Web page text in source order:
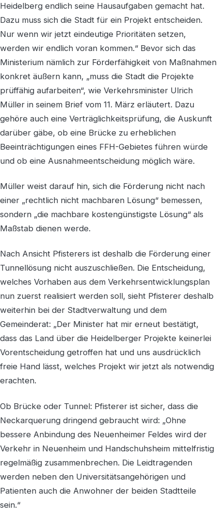
Heidelberg endlich seine Hausaufgaben gemacht hat.
Dazu muss sich die Stadt für ein Projekt entscheiden.
Nur wenn wir jetzt eindeutige Prioritäten setzen,
werden wir endlich voran kommen.“ Bevor sich das
Ministerium nämlich zur Förderfähigkeit von Maßnahmen
konkret äußern kann, „muss die Stadt die Projekte
prüffähig aufarbeiten“, wie Verkehrsminister Ulrich
Müller in seinem Brief vom 11. März erläutert. Dazu
gehöre auch eine Verträglichkeitsprüfung, die Auskunft
darüber gäbe, ob eine Brücke zu erheblichen
Beeinträchtigungen eines FFH-Gebietes führen würde
und ob eine Ausnahmeentscheidung möglich wäre.
Müller weist darauf hin, sich die Förderung nicht nach
einer „rechtlich nicht machbaren Lösung“ bemessen,
sondern „die machbare kostengünstigste Lösung“ als
Maßstab dienen werde.
Nach Ansicht Pfisterers ist deshalb die Förderung einer
Tunnellösung nicht auszuschließen. Die Entscheidung,
welches Vorhaben aus dem Verkehrsentwicklungsplan
nun zuerst realisiert werden soll, sieht Pfisterer deshalb
weiterhin bei der Stadtverwaltung und dem
Gemeinderat: „Der Minister hat mir erneut bestätigt,
dass das Land über die Heidelberger Projekte keinerlei
Vorentscheidung getroffen hat und uns ausdrücklich
freie Hand lässt, welches Projekt wir jetzt als notwendig
erachten.
Ob Brücke oder Tunnel: Pfisterer ist sicher, dass die
Neckarquerung dringend gebraucht wird: „Ohne
bessere Anbindung des Neuenheimer Feldes wird der
Verkehr in Neuenheim und Handschuhsheim mittelfristig
regelmäßig zusammenbrechen. Die Leidtragenden
werden neben den Universitätsangehörigen und
Patienten auch die Anwohner der beiden Stadtteile
sein.“